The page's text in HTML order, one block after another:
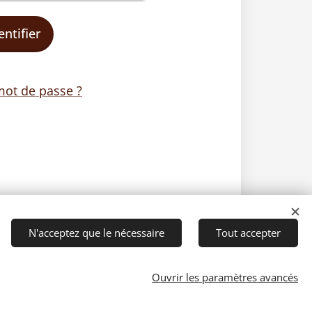
de passe ?
N'acceptez que le nécessaire Tout accepter
Ouvrir les paramètres avancés